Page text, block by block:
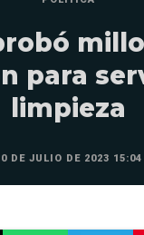
para
limpieza
DE JULIO DE 2023 15:04